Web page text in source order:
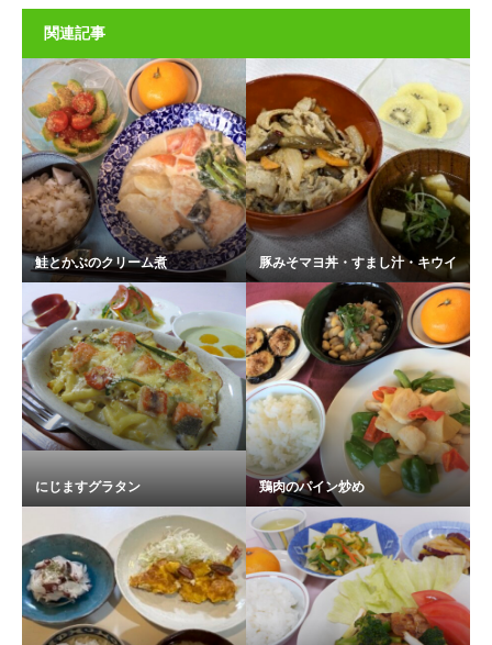
関連記事
鮭とかぶのクリーム煮 豚みそマヨ丼・すまし汁・キウイ
にじますグラタン 鶏肉のパイン炒め